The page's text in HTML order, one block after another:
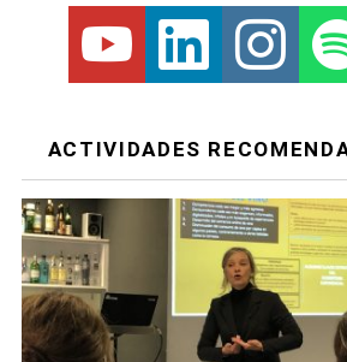
Youtube Linkedin Instagram
ACTIVIDADES